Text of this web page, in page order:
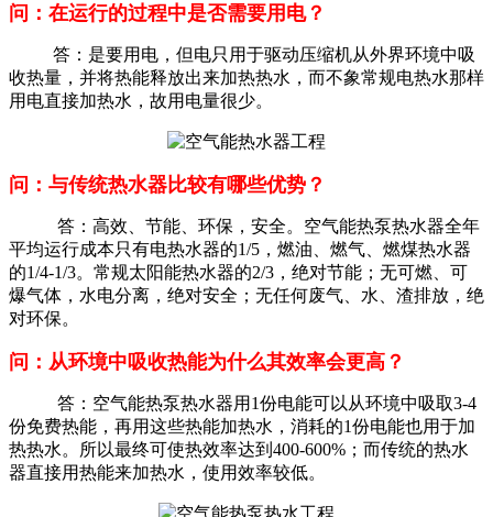
问：在运行的过程中是否需要用电？
答：是要用电，但电只用于驱动压缩机从外界环境中吸
收热量，并将热能释放出来加热热水，而不象常规电热水那样
用电直接加热水，故用电量很少。
问：与传统热水器比较有哪些优势？
答：高效、节能、环保，安全。空气能热泵热水器全年
平均运行成本只有电热水器的1/5，燃油、燃气、燃煤热水器
的1/4-1/3。常规太阳能热水器的2/3，绝对节能；无可燃、可
爆气体，水电分离，绝对安全；无任何废气、水、渣排放，绝
对环保。
问：从环境中吸收热能为什么其效率会更高？
答：空气能热泵热水器用1份电能可以从环境中吸取3-4
份免费热能，再用这些热能加热水，消耗的1份电能也用于加
热热水。所以最终可使热效率达到400-600%；而传统的热水
器直接用热能来加热水，使用效率较低。